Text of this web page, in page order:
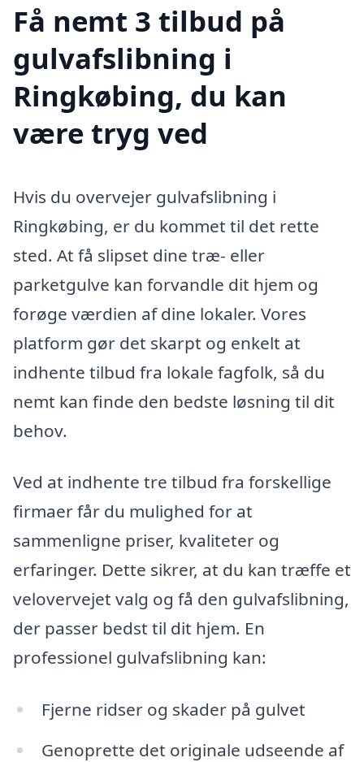
Få nemt 3 tilbud på
gulvafslibning i
Ringkøbing, du kan
være tryg ved
Hvis du overvejer gulvafslibning i
Ringkøbing, er du kommet til det rette
sted. At få slipset dine træ- eller
parketgulve kan forvandle dit hjem og
forøge værdien af dine lokaler. Vores
platform gør det skarpt og enkelt at
indhente tilbud fra lokale fagfolk, så du
nemt kan finde den bedste løsning til dit
behov.
Ved at indhente tre tilbud fra forskellige
firmaer får du mulighed for at
sammenligne priser, kvaliteter og
erfaringer. Dette sikrer, at du kan træffe et
velovervejet valg og få den gulvafslibning,
der passer bedst til dit hjem. En
professionel gulvafslibning kan:
Fjerne ridser og skader på gulvet
Genoprette det originale udseende af